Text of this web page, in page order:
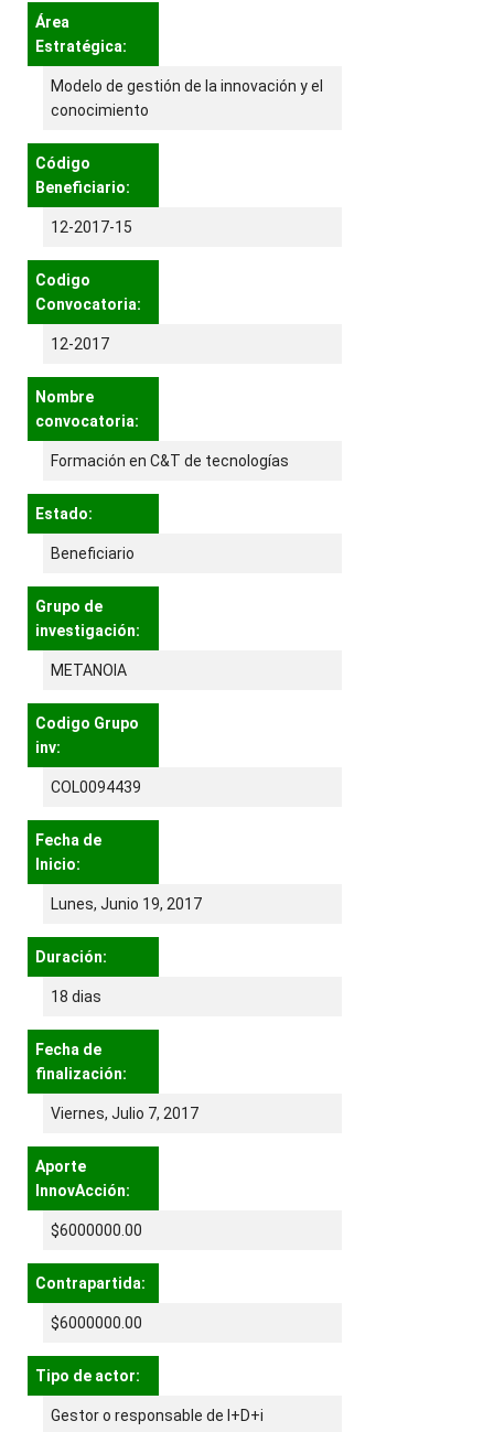
Área
Estratégica:
Modelo de gestión de la innovación y el
conocimiento
Código
Beneficiario:
12-2017-15
Codigo
Convocatoria:
12-2017
Nombre
convocatoria:
Formación en C&T de tecnologías
Estado:
Beneficiario
Grupo de
investigación:
METANOIA
Codigo Grupo
inv:
COL0094439
Fecha de
Inicio:
Lunes, Junio 19, 2017
Duración:
18 dias
Fecha de
finalización:
Viernes, Julio 7, 2017
Aporte
InnovAcción:
$6000000.00
Contrapartida:
$6000000.00
Tipo de actor:
Gestor o responsable de I+D+i